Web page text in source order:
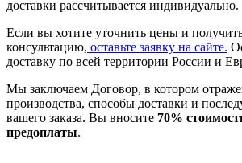
доставки рассчитывается индивидуально.
Если вы хотите уточнить цены и
консультацию, оставьте заявку на сайте.
доставку по всей территории России и
Мы заключаем Договор, в котором
производства, способы доставки и
вашего заказа. Вы вносите 70%
предоплаты.